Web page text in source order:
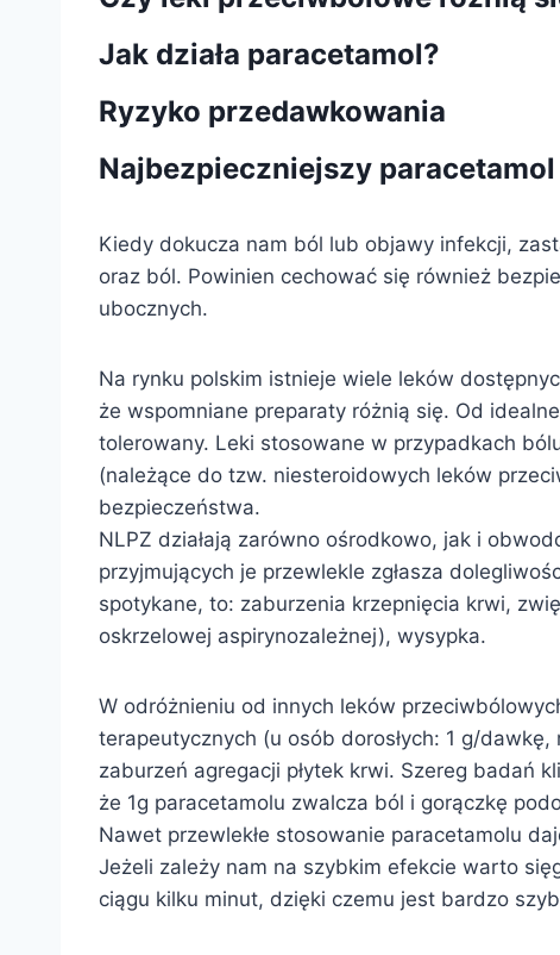
Jak działa paracetamol?
Ryzyko przedawkowania
Najbezpieczniejszy paracetamol
Kiedy dokucza nam ból lub objawy infekcji,
oraz ból. Powinien cechować się również
ubocznych.
Na rynku polskim istnieje wiele leków
że wspomniane preparaty różnią się. Od
tolerowany. Leki stosowane w przypadkach
(należące do tzw. niesteroidowych leków
bezpieczeństwa.
NLPZ działają zarówno ośrodkowo, jak i
przyjmujących je przewlekle zgłasza
spotykane, to: zaburzenia krzepnięcia krwi,
oskrzelowej aspirynozależnej), wysypka.
W odróżnieniu od innych leków
terapeutycznych (u osób dorosłych: 1 g/
zaburzeń agregacji płytek krwi. Szereg badań
że 1g paracetamolu zwalcza ból i gorączkę
Nawet przewlekłe stosowanie paracetamolu
Jeżeli zależy nam na szybkim efekcie warto
ciągu kilku minut, dzięki czemu jest bardzo